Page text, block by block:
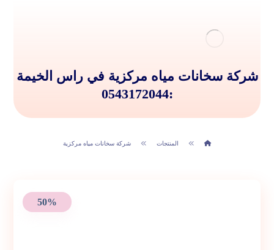
شركة سخانات مياه مركزية في راس الخيمة
:0543172044
المنتجات شركة سخانات مياه مركزية
50%